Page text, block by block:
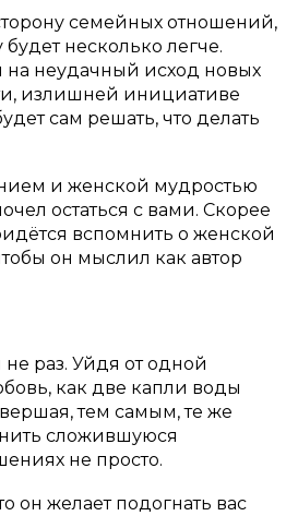
семейных отношений,
несколько легче.
на неудачный исход новых
излишней инициативе
сам решать, что делать
и женской мудростью
остаться с вами. Скорее
вспомнить о женской
он мыслил как автор
раз. Уйдя от одной
как две капли воды
тем самым, те же
сложившуюся
не просто.
он желает подогнать вас